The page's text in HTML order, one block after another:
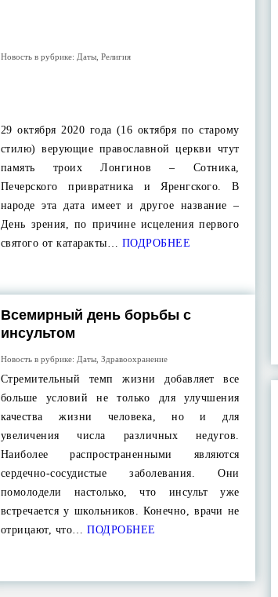
Новость в рубрике: Даты, Религия
29 октября 2020 года (16 октября по старому
стилю) верующие православной церкви чтут
память троих Лонгинов – Сотника,
Печерского привратника и Яренгского. В
народе эта дата имеет и другое название –
День зрения, по причине исцеления первого
святого от катаракты… ПОДРОБНЕЕ
Всемирный день борьбы с
инсультом
Новость в рубрике: Даты, Здравоохранение
Стремительный темп жизни добавляет все
больше условий не только для улучшения
качества жизни человека, но и для
увеличения числа различных недугов.
Наиболее распространенными являются
сердечно-сосудистые заболевания. Они
помолодели настолько, что инсульт уже
встречается у школьников. Конечно, врачи не
отрицают, что… ПОДРОБНЕЕ